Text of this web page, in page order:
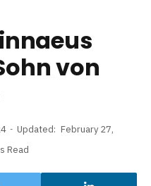
von
Updated: February 27,
Read